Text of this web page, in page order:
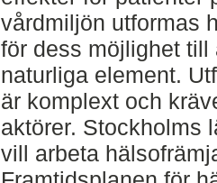
vårdmiljön utformas
för dess möjlighet till
naturliga element.
är komplext och
aktörer. Stockholms
vill arbeta